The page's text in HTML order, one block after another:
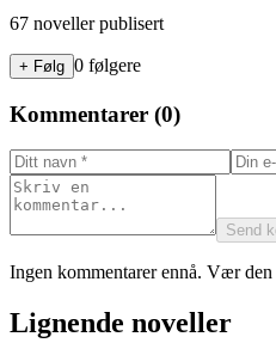
67 noveller publisert
+ Følg 0 følgere
Kommentarer (0)
Send
Ingen kommentarer ennå. Vær
Lignende noveller